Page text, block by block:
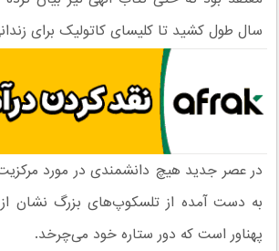
سال طول کشید تا کلیسای کاتولیک برای
در عصر جدید هیچ دانشمندی در مورد
به دست آمده از تلسکوپ‌های بزرگ نشان
پهناور است که دور ستاره خود می‌چرخد.